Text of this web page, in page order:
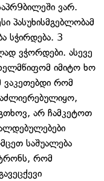
ვარ.
პასუხისმგებლობამ
სჭირდება. 3
ვჭორდები. ასევე
იმიტო ხო
რომ
არ ჩამკეტოთ
საშუალება
რომ